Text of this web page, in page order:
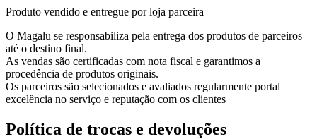
Produto vendido e entregue por loja parceira
O Magalu se responsabiliza pela entrega dos produtos de parceiros
até o destino final.
As vendas são certificadas com nota fiscal e garantimos a
procedência de produtos originais.
Os parceiros são selecionados e avaliados regularmente portal
excelência no serviço e reputação com os clientes
Política de trocas e devoluções